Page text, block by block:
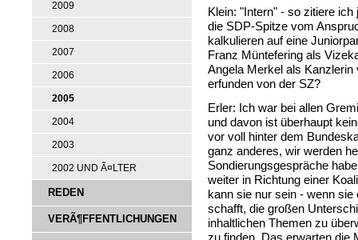
2009
2008
2007
2006
2005
2004
2003
2002 UND Ã¤LTER
REDEN
VERÃ¶FFENTLICHUNGEN
Klein: "Intern" - so zitiere
die SDP-Spitze vom
kalkulieren auf eine
Franz Müntefering als
Angela Merkel als
erfunden von der SZ?
Erler: Ich war bei allen
und davon ist überhaupt
vor voll hinter dem
ganz anderes, wir werden
Sondierungsgespräche
weiter in Richtung einer
kann sie nur sein - wenn
schafft, die großen
inhaltlichen Themen zu